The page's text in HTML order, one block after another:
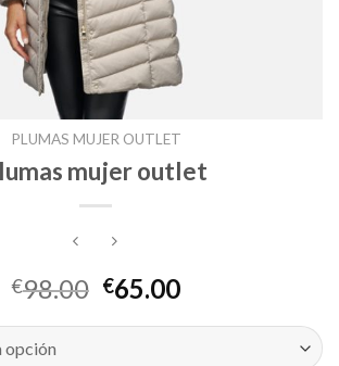
PLUMAS MUJER OUTLET
mujer outlet
€98.00 €65.00